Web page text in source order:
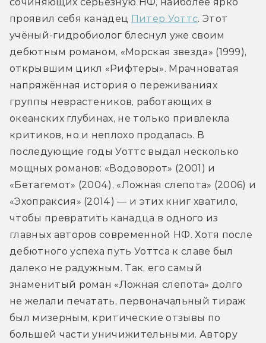
проявил себя канадец Питер Уоттс. Этот
учёный-гидробиолог блеснул уже своим
дебютным романом, «Морская звезда» (1999),
открывшим цикл «Рифтеры». Мрачноватая
напряжённая история о переживаниях
группы неврастеников, работающих в
океанских глубинах, не только привлекла
критиков, но и неплохо продалась. В
последующие годы Уоттс выдал несколько
мощных романов: «Водоворот» (2001) и
«Бетагемот» (2004), «Ложная слепота» (2006) и
«Эхопраксия» (2014) — и этих книг хватило,
чтобы превратить канадца в одного из
главных авторов современной НФ. Хотя после
дебютного успеха путь Уоттса к славе был
далеко не радужным. Так, его самый
знаменитый роман «Ложная слепота» долго
не желали печатать, первоначальный тираж
был мизерным, критические отзывы по
большей части уничижительными. Автору